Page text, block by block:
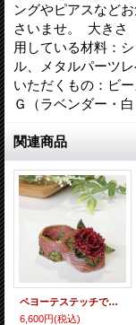
ングやピアスなど
さいませ。 大きさ
用している材料：
ル、メタルパー
いただくもの：ビ
Ｇ（ラベンダー・
関連商品
ペヨーテステッチで編むBOX〜ローズ〜
6,600円(税込)